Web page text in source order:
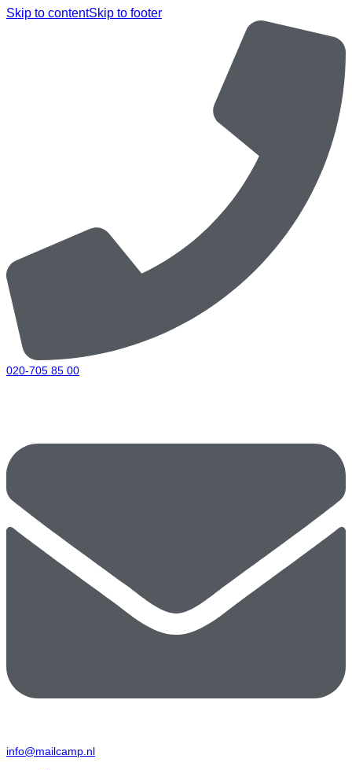
Skip to contentSkip to footer
020-705 85 00
info@mailcamp.nl